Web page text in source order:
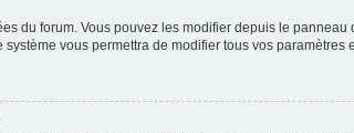
du forum. Vous pouvez les modifier depuis le
vous permettra de modifier tous vos paramètres